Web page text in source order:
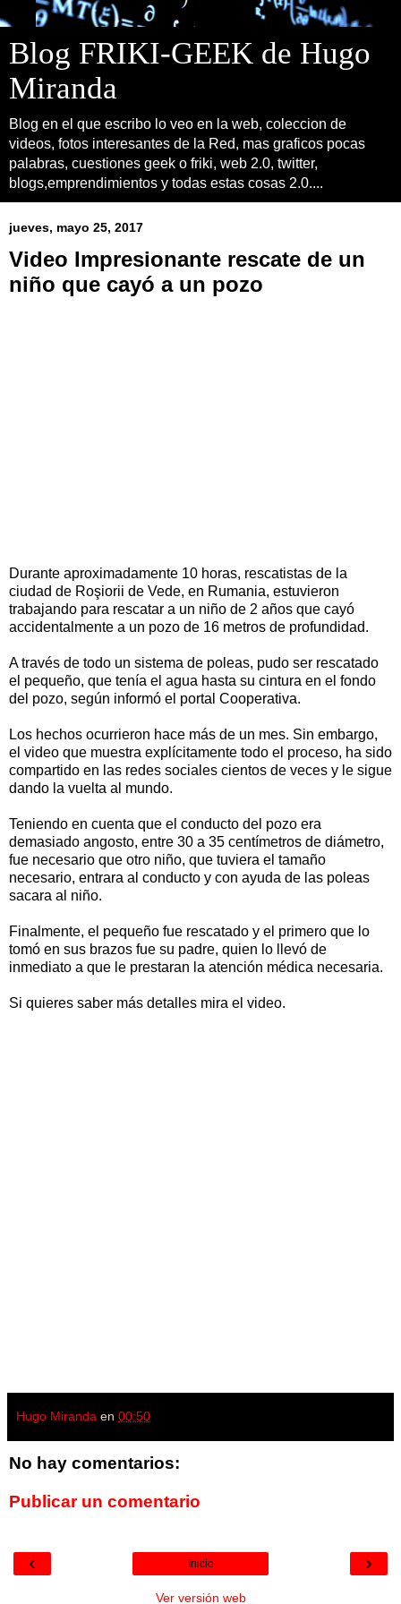
Blog FRIKI-GEEK de Hugo
Miranda
Blog en el que escribo lo veo en la web, coleccion de
videos, fotos interesantes de la Red, mas graficos pocas
palabras, cuestiones geek o friki, web 2.0, twitter,
blogs,emprendimientos y todas estas cosas 2.0....
jueves, mayo 25, 2017
Video Impresionante rescate de un
niño que cayó a un pozo
Durante aproximadamente 10 horas, rescatistas de la
ciudad de Roşiorii de Vede, en Rumania, estuvieron
trabajando para rescatar a un niño de 2 años que cayó
accidentalmente a un pozo de 16 metros de profundidad.
A través de todo un sistema de poleas, pudo ser rescatado
el pequeño, que tenía el agua hasta su cintura en el fondo
del pozo, según informó el portal Cooperativa.
Los hechos ocurrieron hace más de un mes. Sin embargo,
el video que muestra explícitamente todo el proceso, ha sido
compartido en las redes sociales cientos de veces y le sigue
dando la vuelta al mundo.
Teniendo en cuenta que el conducto del pozo era
demasiado angosto, entre 30 a 35 centímetros de diámetro,
fue necesario que otro niño, que tuviera el tamaño
necesario, entrara al conducto y con ayuda de las poleas
sacara al niño.
Finalmente, el pequeño fue rescatado y el primero que lo
tomó en sus brazos fue su padre, quien lo llevó de
inmediato a que le prestaran la atención médica necesaria.
Si quieres saber más detalles mira el video.
Hugo Miranda en 00:50
No hay comentarios:
Publicar un comentario
‹ ›
Inicio
Ver versión web